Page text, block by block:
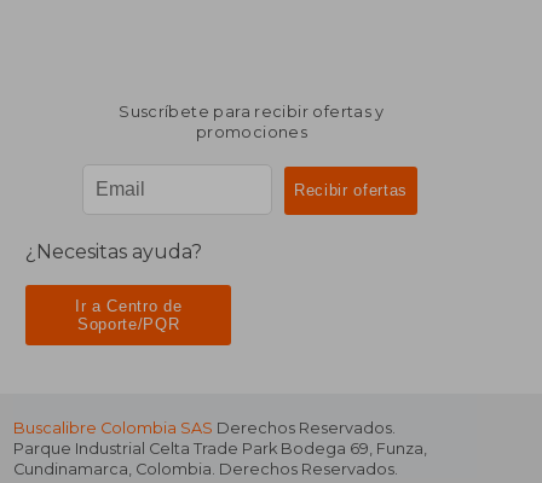
Suscríbete para recibir ofertas y
promociones
¿Necesitas ayuda?
Ir a Centro de
Soporte/PQR
Buscalibre Colombia SAS Derechos Reservados.
Parque Industrial Celta Trade Park Bodega 69, Funza,
Cundinamarca, Colombia. Derechos Reservados.